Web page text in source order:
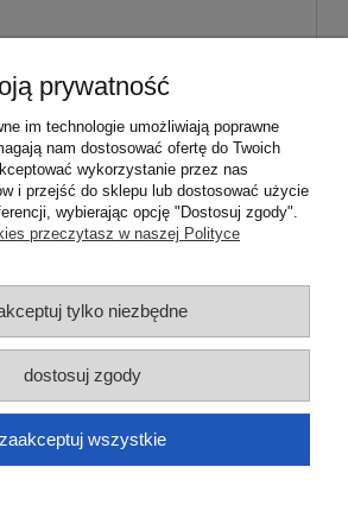
wyślij
Pomoc
Moje konto
Płatności i dostawa
Informacje
prywatność
im technologie umożliwiają poprawne
nam dostosować ofertę do Twoich
wykorzystanie przez nas
i przejść do sklepu lub dostosować użycie
wybierając opcję "Dostosuj zgody".
przeczytasz w naszej Polityce
tylko niezbędne
dostosuj zgody
zaakceptuj wszystkie